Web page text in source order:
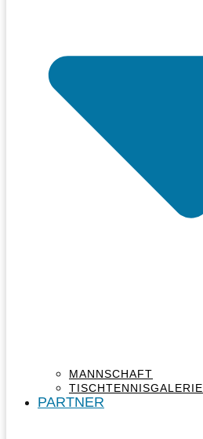
MANNSCHAFT
TISCHTENNISGALERIE
PARTNER